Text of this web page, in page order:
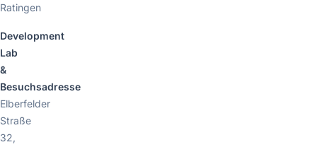
Ratingen
Development
Lab
&
Besuchsadresse
Elberfelder
Straße
32,